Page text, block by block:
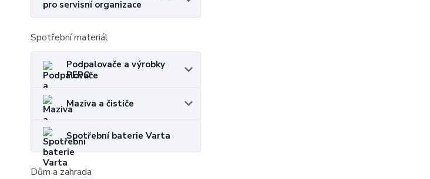
pro servisní organizace
Spotřební materiál
Podpalovače a výrobky
PEPO
Maziva a čističe
Spotřební baterie Varta
Dům a zahrada